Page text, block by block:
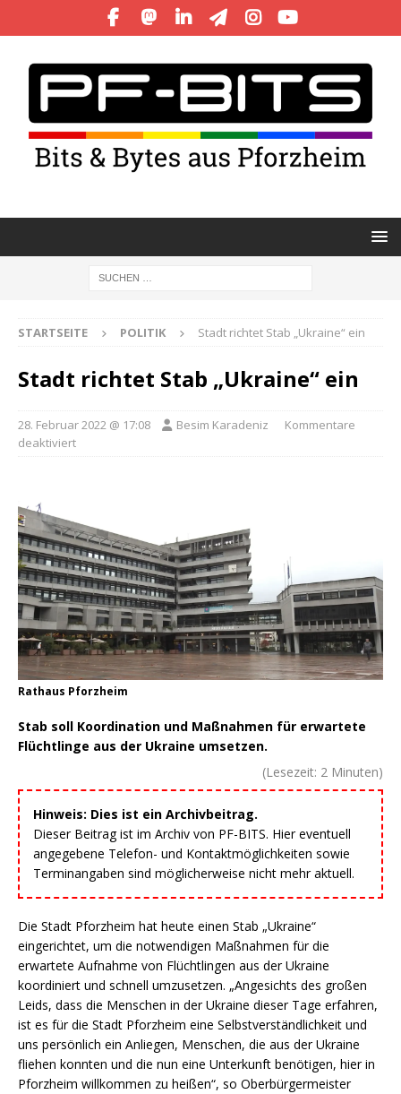
STARTSEITE POLITIK Stadt richtet Stab „Ukraine“ ein
Stadt richtet Stab „Ukraine“ ein
28. Februar 2022 @ 17:08 Besim Karadeniz
Kommentare
deaktiviert
Rathaus Pforzheim
Stab soll Koordination und Maßnahmen für erwartete
Flüchtlinge aus der Ukraine umsetzen.
(Lesezeit: 2 Minuten)
Hinweis: Dies ist ein Archivbeitrag.
Dieser Beitrag ist im Archiv von PF-BITS. Hier eventuell
angegebene Telefon- und Kontaktmöglichkeiten sowie
Terminangaben sind möglicherweise nicht mehr aktuell.
Die Stadt Pforzheim hat heute einen Stab „Ukraine“
eingerichtet, um die notwendigen Maßnahmen für die
erwartete Aufnahme von Flüchtlingen aus der Ukraine
koordiniert und schnell umzusetzen. „Angesichts des großen
Leids, dass die Menschen in der Ukraine dieser Tage erfahren,
ist es für die Stadt Pforzheim eine Selbstverständlichkeit und
uns persönlich ein Anliegen, Menschen, die aus der Ukraine
fliehen konnten und die nun eine Unterkunft benötigen, hier in
Pforzheim willkommen zu heißen“, so Oberbürgermeister